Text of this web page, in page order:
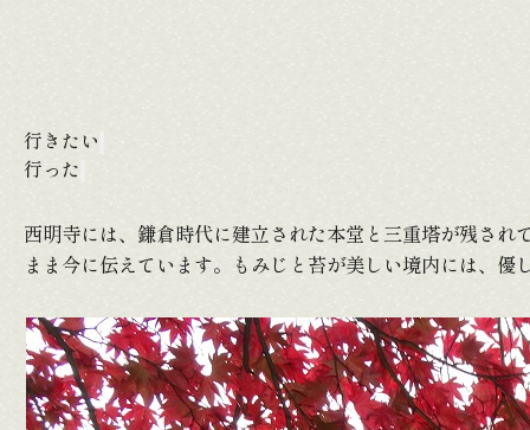
行きたい
行った
西明寺には、鎌倉時代に建立された本堂と三重塔が残さ
まま今に伝えています。もみじと苔が美しい境内には、優